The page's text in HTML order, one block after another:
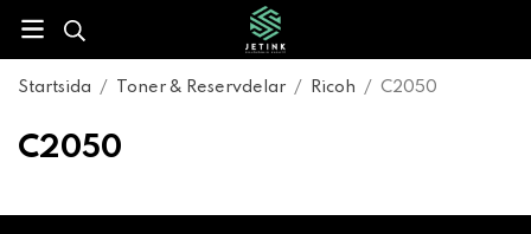
Startsida / Toner & Reservdelar / Ricoh / C2050
C2050